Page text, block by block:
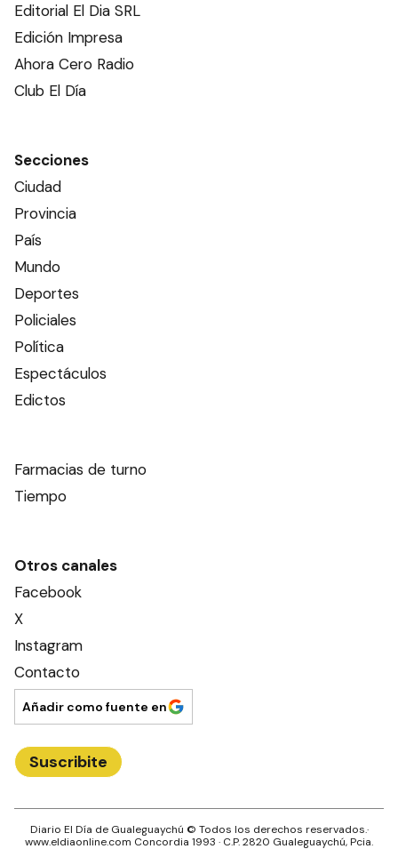
Editorial El Dia SRL
Edición Impresa
Ahora Cero Radio
Club El Día
Secciones
Ciudad
Provincia
País
Mundo
Deportes
Policiales
Política
Espectáculos
Edictos
Farmacias de turno
Tiempo
Otros canales
Facebook
X
Instagram
Contacto
Añadir como fuente en
Suscribite
Diario El Día de Gualeguaychú © Todos los derechos reservados.·
www.eldiaonline.com Concordia 1993 · C.P.2820 Gualeguaychú, Pcia.